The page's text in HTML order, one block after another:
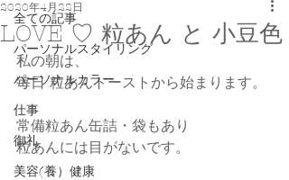
全ての記事
パーソナルスタイリング
パーソナルカラー
仕事
御礼
美容(養）健康
LOVE ♡ 粒あん と 小豆色
2020年4月22日
私の朝は、
毎日 粒あんトーストから始まります。
常備粒あん缶詰・袋もあり
粒あんには目がないです。